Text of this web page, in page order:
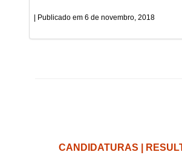
6 de novembro, 2018
CANDIDATURAS |